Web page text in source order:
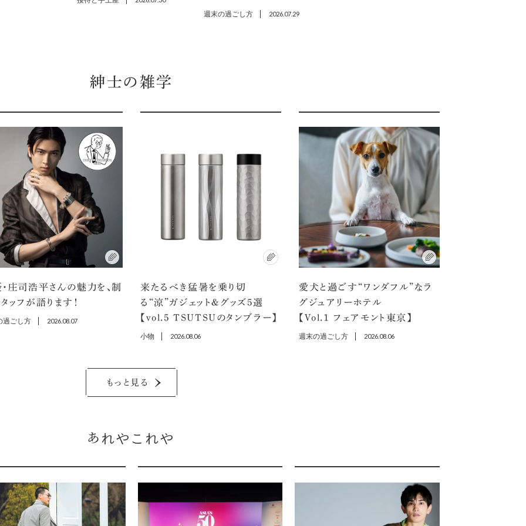
週末の過ごし方 2026.07.29
紳士の雑学
庄司浩平さんの魅力を、制
ッフが語ります！
過ごし方 2026.08.07
来たるべき猛暑を乗り切
る“涼”ガジェット＆グッズ5選
【vol.5 TSUTSUのタンブラー】
小物 2026.08.06
愛犬と過ごす“ワンダフル”なラ
グジュアリーホテル
【Vol.1 フェアモント東京】
週末の過ごし方 2026.08.06
もっと見る
あれやこれや